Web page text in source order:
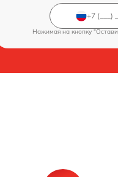
Нажимая на кнопку